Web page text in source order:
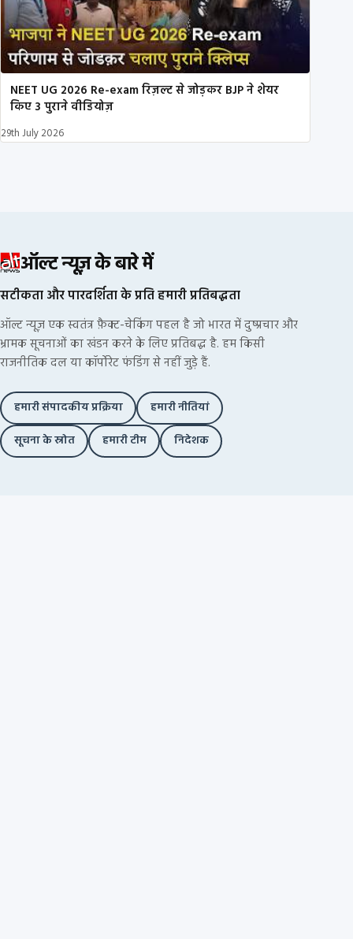
NEET UG 2026 Re-exam रिज़ल्ट से जोड़कर BJP ने शेयर
किए 3 पुराने वीडियोज़
29th July 2026
ऑल्ट न्यूज़ के बारे में
सटीकता और पारदर्शिता के प्रति हमारी प्रतिबद्धता
ऑल्ट न्यूज़ एक स्वतंत्र फ़ैक्ट-चेकिंग पहल है जो भारत में दुष्प्रचार और
भ्रामक सूचनाओं का खंडन करने के लिए प्रतिबद्ध है. हम किसी
राजनीतिक दल या कॉर्पोरेट फंडिंग से नहीं जुड़े हैं.
हमारी संपादकीय प्रक्रिया
हमारी नीतियां
सूचना के स्रोत
हमारी टीम निदेशक